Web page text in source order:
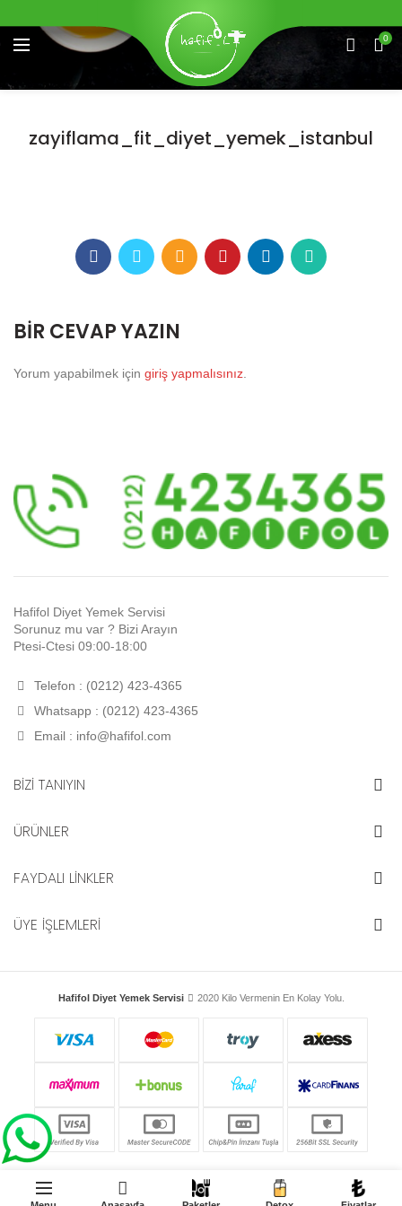
0
zayiflama_fit_diyet_yemek_istanbul
BIR CEVAP YAZIN
Yorum yapabilmek için giriş yapmalısınız.
Hafifol Diyet Yemek Servisi
Sorunuz mu var ? Bizi Arayın
Ptesi-Ctesi 09:00-18:00
Telefon : (0212) 423-4365
Whatsapp : (0212) 423-4365
Email : info@hafifol.com
BİZİ TANIYIN
ÜRÜNLER
FAYDALI LİNKLER
ÜYE İŞLEMLERİ
Hafifol Diyet Yemek Servisi 2020 Kilo Vermenin En Kolay Yolu.